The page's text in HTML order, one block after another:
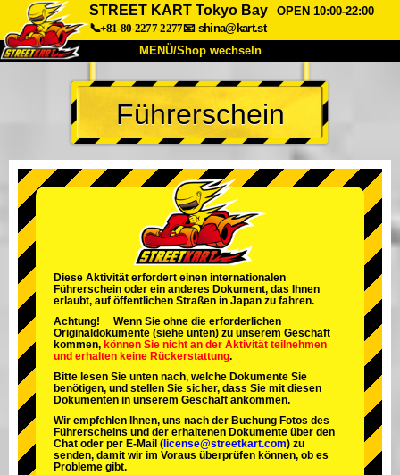
STREET KART Tokyo Bay
OPEN 10:00-22:00
📞+81-80-2277-2277📧 shina@kart.st
MENÜ/Shop wechseln
START
Über uns Spezifikationen Preise
Unternehmen Buchung
Shop wechseln
Tokio Shinagawa
Tokio Akihabara#2
Tokio Shibuya Annex Tokio Bucht
Tokio Asakusa Osaka
Okinawa
Führerschein
Diese Aktivität erfordert einen internationalen
Führerschein oder ein anderes Dokument, das Ihnen
erlaubt, auf öffentlichen Straßen in Japan zu fahren.
Achtung! Wenn Sie ohne die erforderlichen
Originaldokumente (siehe unten) zu unserem Geschäft
kommen, können Sie nicht an der Aktivität teilnehmen
und erhalten keine Rückerstattung.
Bitte lesen Sie unten nach, welche Dokumente Sie
benötigen, und stellen Sie sicher, dass Sie mit diesen
Dokumenten in unserem Geschäft ankommen.
Wir empfehlen Ihnen, uns nach der Buchung Fotos des
Führerscheins und der erhaltenen Dokumente über den
Chat oder per E-Mail ( license@streetkart.com) zu
senden, damit wir im Voraus überprüfen können, ob es
Probleme gibt.